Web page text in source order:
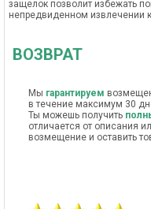
защелок позволит избежать
непредвиденном извлечении
ВОЗВРАТ
Мы гарантируем
в течение максимум 30
Ты можешь получить
отличается от описания
возмещение и оставить